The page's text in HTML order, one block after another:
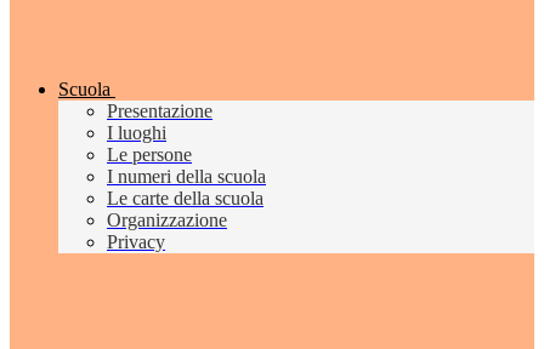
Scuola
Presentazione
I luoghi
Le persone
I numeri della scuola
Le carte della scuola
Organizzazione
Privacy